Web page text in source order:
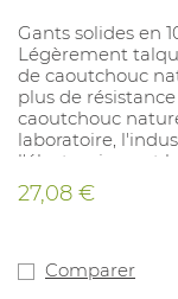
Gants solides en
Légèrement
de caoutchouc
plus de
caoutchouc
laboratoire,
l'électronique et
précision.
- 8 / 8,5 - 9 / 9,5 -
cm. En
27,08 €
Comparer